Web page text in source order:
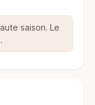
saison. Le